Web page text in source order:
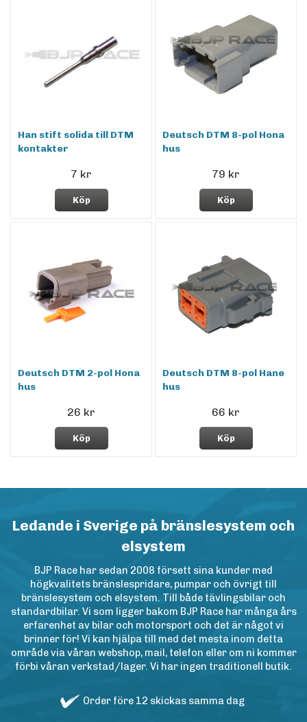
Han stift solida till DTM
kontakter
7 kr
Köp
Deutsch DTM 8-pol Hona
hus
79 kr
Köp
Deutsch DTM 2-pol Hona
hus
26 kr
Köp
Deutsch DTM 8-pol Hane
hus
66 kr
Köp
Ledande i Sverige på bränslesystem och
elsystem
BJP Race har sedan 2008 försett sina kunder med
högkvalitets bränslespridare, pumpar och övrigt till
bränslesystem och elsystem. Till både tävlingsbilar och
standardbilar. Vi som ligger bakom BJP Race har många års
erfarenhet av bilar och motorsport och det är något vi
brinner för! Vi kan hjälpa till med det mesta inom detta
område via våran webshop, mail, telefon eller om ni kommer
förbi våran verkstad/lager. Vi har ingen traditionell butik.
Order före 12 skickas samma dag